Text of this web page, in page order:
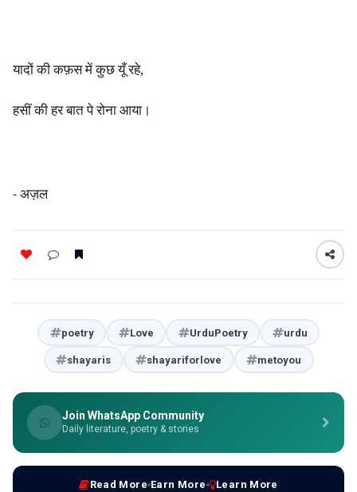
यादों की कफ़स में कुछ यूँ रहे,
हसीं की हर बात पे रोना आया।
- अज़ल
poetry Love UrduPoetry urdu
shayaris shayariforlove metoyou
Join WhatsApp Community
Daily literature, poetry & stories
Read More Earn More Learn More